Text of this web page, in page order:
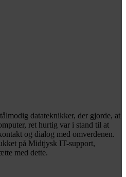
datateknikker, der gjorde, at
ret hurtig var i stand til at
og dialog med omverdenen.
på Midtjysk IT-support,
med dette.